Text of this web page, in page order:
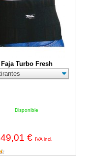
Faja Turbo Fresh
Disponible
49,01 € IVA incl.